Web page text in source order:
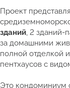
Проект
зданий, 2 зданий-
за домашними
полной отделкой
пентхаусов с
Это кондоминиум